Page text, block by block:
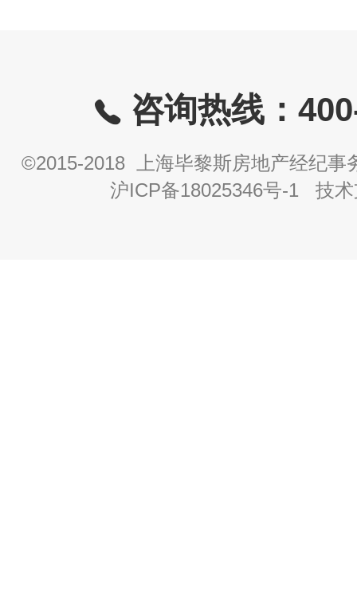
咨询热线：
©2015-2018 上海毕黎斯房地产经纪事
沪ICP备18025346号-1 技术